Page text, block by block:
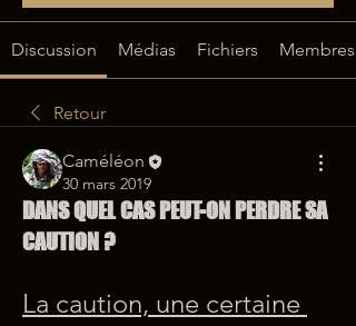
Discussion Médias Fichiers Membres
Retour
Caméléon
30 mars 2019
DANS QUEL CAS PEUT-ON PERDRE SA
CAUTION ?
La caution, une certaine